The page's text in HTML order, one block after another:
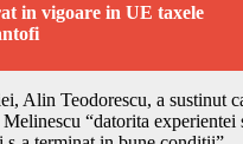
in vigoare in UE taxele
Alin Teodorescu, a sustinut
“datorita experientei